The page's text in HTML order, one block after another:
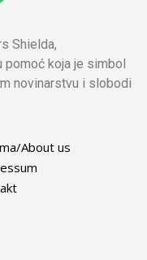
Shielda,
koja je simbol
novinarstvu i slobodi
About us